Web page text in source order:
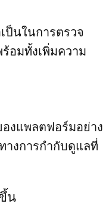
ป็นในการตรวจ
อมทั้งเพิ่มความ
งแพลตฟอร์มอย่าง
างการกำกับดูแลที่
น